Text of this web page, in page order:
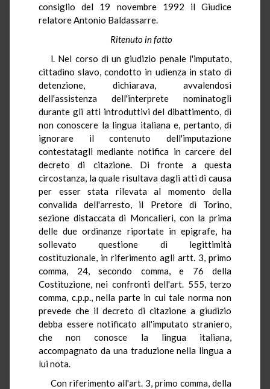
consiglio del 19 novembre 1992 il Giudice
relatore Antonio Baldassarre.
Ritenuto in fatto
l. Nel corso di un giudizio penale l'imputato,
cittadino slavo, condotto in udienza in stato di
detenzione, dichiarava, avvalendosi
dell'assistenza dell'interprete nominatogli
durante gli atti introduttivi del dibattimento, di
non conoscere la lingua italiana e, pertanto, di
ignorare il contenuto dell'imputazione
contestatagli mediante notifica in carcere del
decreto di citazione. Di fronte a questa
circostanza, la quale risultava dagli atti di causa
per esser stata rilevata al momento della
convalida dell'arresto, il Pretore di Torino,
sezione distaccata di Moncalieri, con la prima
delle due ordinanze riportate in epigrafe, ha
sollevato questione di legittimità
costituzionale, in riferimento agli artt. 3, primo
comma, 24, secondo comma, e 76 della
Costituzione, nei confronti dell'art. 555, terzo
comma, c.p.p., nella parte in cui tale norma non
prevede che il decreto di citazione a giudizio
debba essere notificato all'imputato straniero,
che non conosce la lingua italiana,
accompagnato da una traduzione nella lingua a
lui nota.
Con riferimento all'art. 3, primo comma, della